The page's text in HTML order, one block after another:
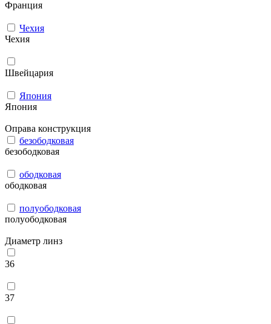
Франция
Чехия
Чехия
Швейцария
Япония
Япония
Оправа конструкция
безободковая
безободковая
ободковая
ободковая
полуободковая
полуободковая
Диаметр линз
36
37